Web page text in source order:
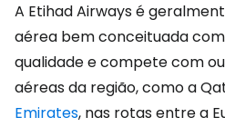
A Etihad Airways é
aérea bem conceituada
qualidade e compete com
aéreas da região, como a
Emirates, nas rotas entre a